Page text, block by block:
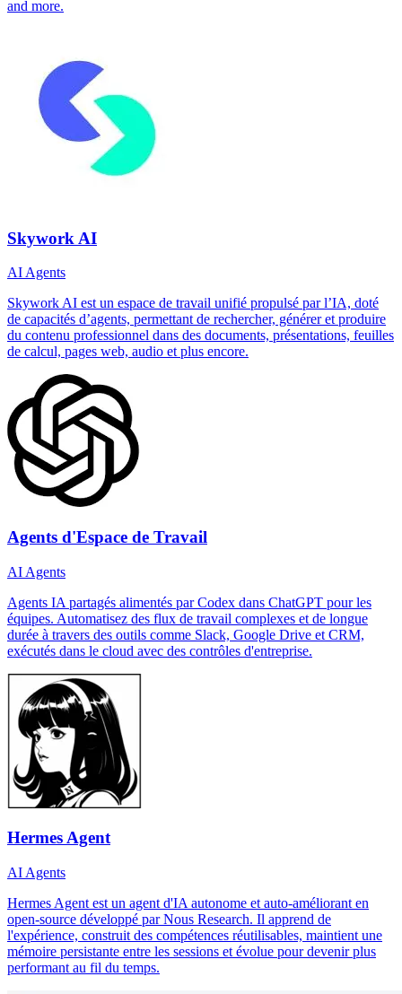
and more.
Skywork AI
AI Agents
Skywork AI est un espace de travail unifié propulsé par l’IA, doté
de capacités d’agents, permettant de rechercher, générer et produire
du contenu professionnel dans des documents, présentations, feuilles
de calcul, pages web, audio et plus encore.
Agents d'Espace de Travail
AI Agents
Agents IA partagés alimentés par Codex dans ChatGPT pour les
équipes. Automatisez des flux de travail complexes et de longue
durée à travers des outils comme Slack, Google Drive et CRM,
exécutés dans le cloud avec des contrôles d'entreprise.
Hermes Agent
AI Agents
Hermes Agent est un agent d'IA autonome et auto-améliorant en
open-source développé par Nous Research. Il apprend de
l'expérience, construit des compétences réutilisables, maintient une
mémoire persistante entre les sessions et évolue pour devenir plus
performant au fil du temps.